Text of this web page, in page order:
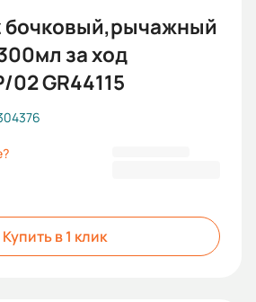
бочковый,рычажный
за ход
02 GR44115
Купить в 1 клик